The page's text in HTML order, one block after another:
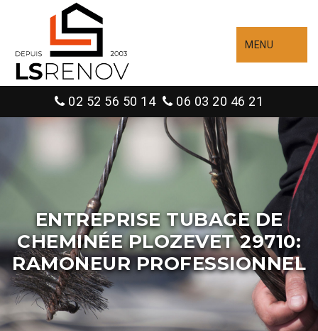
MENU
02 52 56 50 14 06 03 20 46 21
ENTREPRISE TUBAGE DE
CHEMINÉE PLOZEVET 29710:
RAMONEUR PROFESSIONNEL